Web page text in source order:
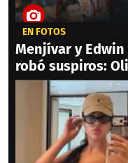
EN FOTOS
Menjívar y
robó suspiros: